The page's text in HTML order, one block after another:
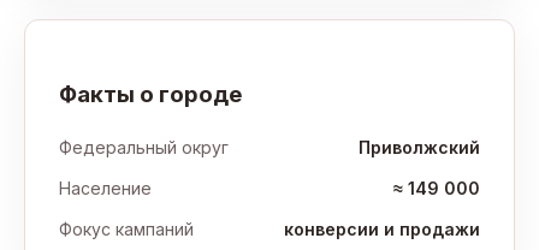
Факты о городе
Федеральный округ
Приволжский
Население
≈ 149 000
Фокус кампаний
конверсии и продажи